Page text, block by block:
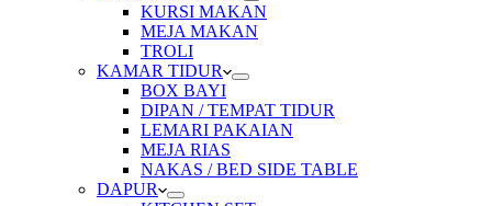
KURSI MAKAN
MEJA MAKAN
TROLI
KAMAR TIDUR
BOX BAYI
DIPAN / TEMPAT TIDUR
LEMARI PAKAIAN
MEJA RIAS
NAKAS / BED SIDE TABLE
DAPUR